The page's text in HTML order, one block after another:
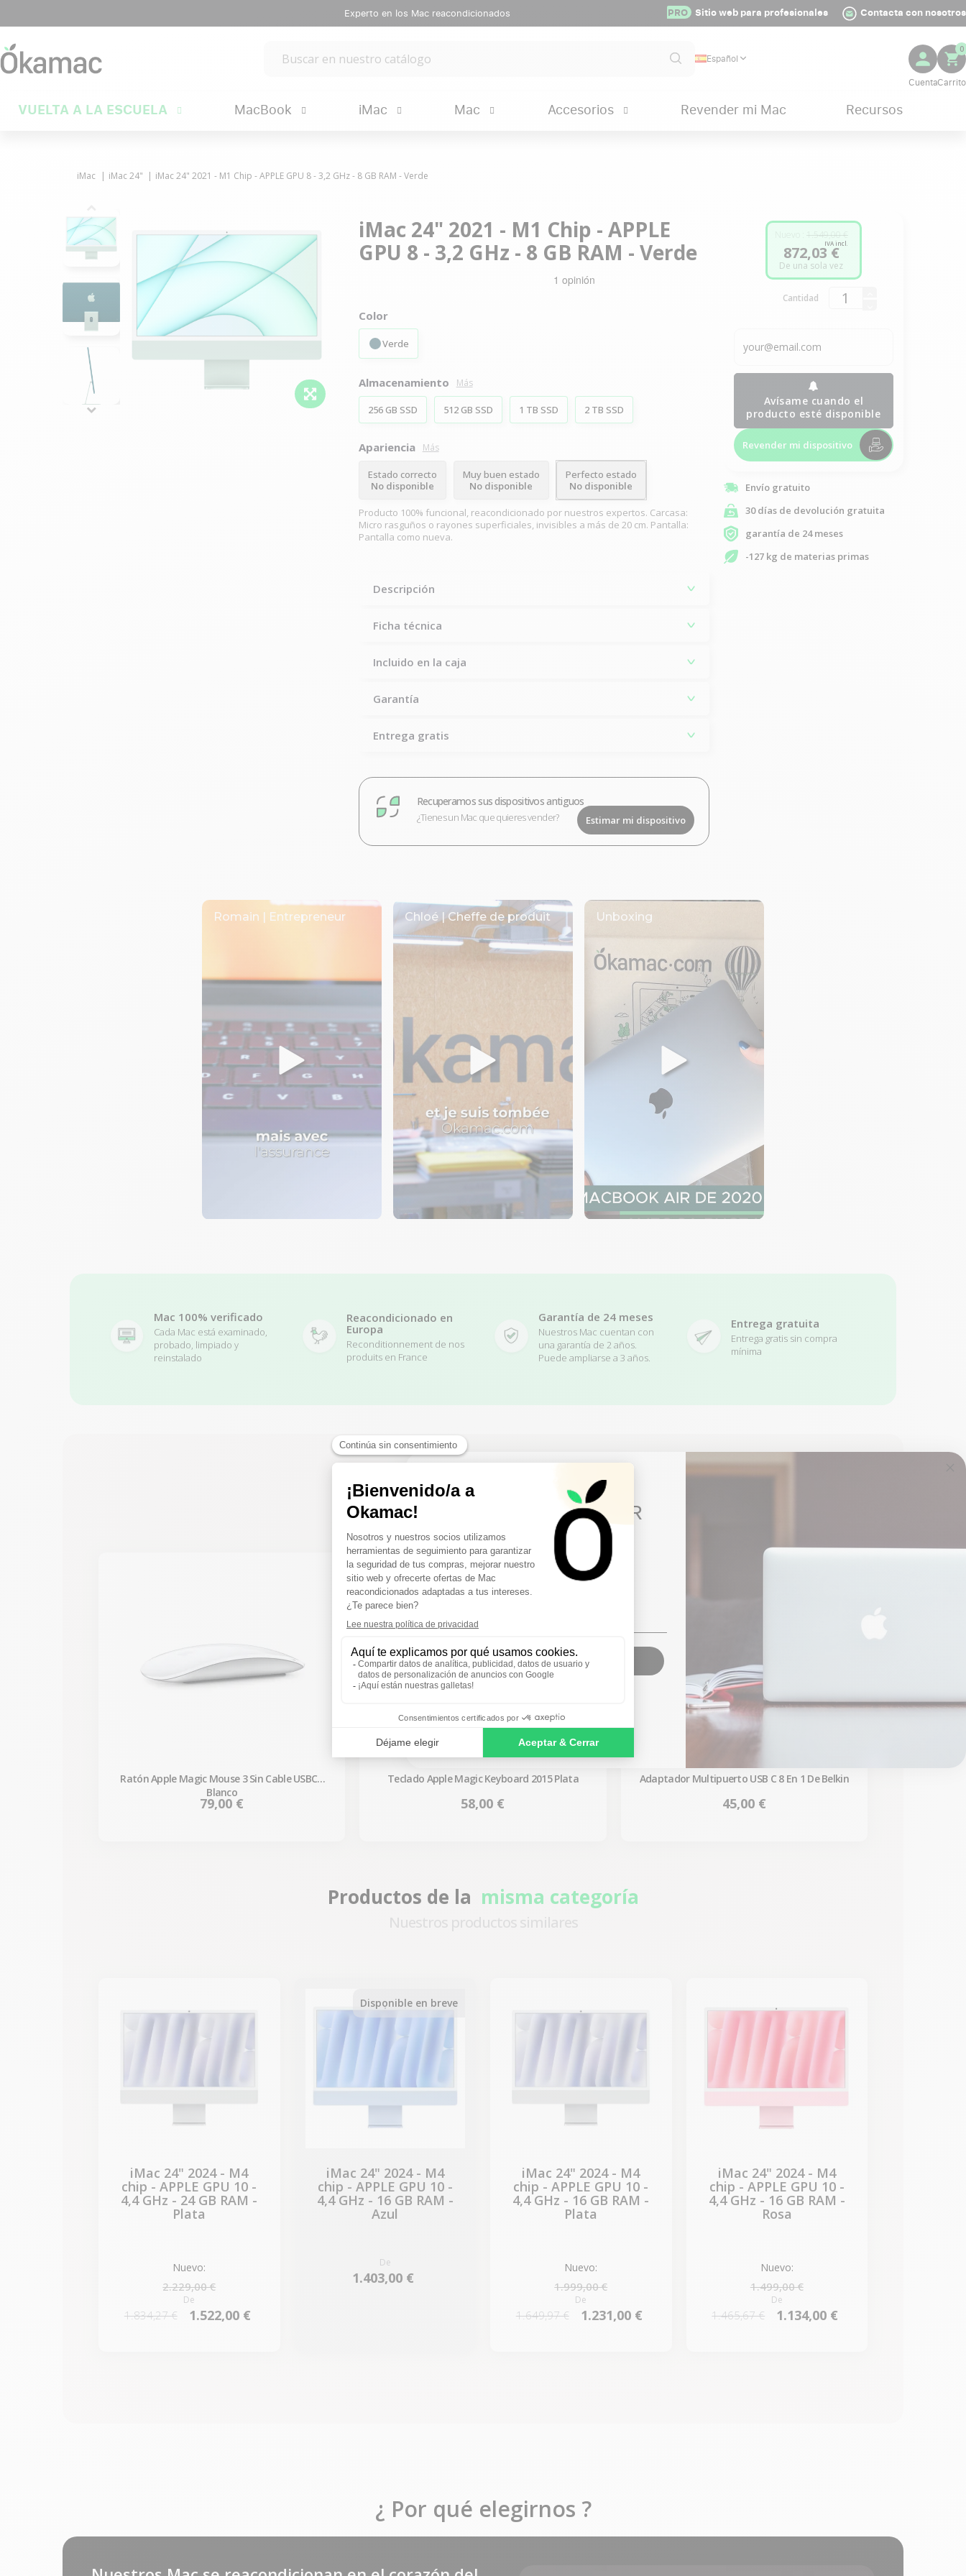
Experto en los Mac reacondicionados PRO Sitio web para profesionales Contacta con nosotros
Español
0
VUELTA A LA ESCUELA MacBook iMac Mac Accesorios Revender mi Mac Recursos
iMac iMac 24" iMac 24" 2021 - M1 Chip - APPLE GPU 8 - 3,2 GHz - 8 GB RAM - Verde
iMac 24" 2021 - M1 Chip - APPLE
GPU 8 - 3,2 GHz - 8 GB RAM - Verde
Color
Verde
Almacenamiento Más
256 GB SSD 512 GB SSD 1 TB SSD 2 TB SSD
Apariencia Más
Estado correcto
No disponible
Muy buen estado
No disponible
Perfecto estado
No disponible
Producto 100% funcional, reacondicionado por nuestros expertos. Carcasa:
Micro rasguños o rayones superficiales, invisibles a más de 20 cm. Pantalla:
Pantalla como nueva.
Descripción
Ficha técnica
Incluido en la caja
Garantía
Entrega gratis
Recuperamos sus dispositivos antiguos
¿Tienes un Mac que quieres vender? Estimar mi dispositivo
1.549,00 €
872,03 €
IVA incl.
De una sola vez
Cantidad
Avísame cuando el
producto esté disponible
Revender mi dispositivo
Envío gratuito
30 días de devolución gratuita
garantía de 24 meses
-127 kg de materias primas
Mac 100% verificado
Cada Mac está examinado,
probado, limpiado y
reinstalado
Reacondicionado en
Europa
Reconditionnement de nos
produits en France
Garantía de 24 meses
Nuestros Mac cuentan con
una garantía de 2 años.
Puede ampliarse a 3 años.
Entrega gratuita
Entrega gratis sin compra
mínima
Related Products
Ratón Apple Magic Mouse 3 Sin Cable USBC -
Blanco
Precio
79,00 €
Teclado Apple Magic Keyboard 2015 Plata
Precio
58,00 €
Adaptador Multipuerto USB C 8 En 1 De Belkin
Precio
45,00 €
Productos de la misma categoría
Nuestros productos similares
iMac 24" 2024 - M4
chip - APPLE GPU 10 -
4,4 GHz - 24 GB RAM -
Plata
Nuevo:
2.229,00 €
De
1.834,27 € 1.522,00 €
Disponible en breve
iMac 24" 2024 - M4
chip - APPLE GPU 10 -
4,4 GHz - 16 GB RAM -
Azul
De
1.403,00 €
iMac 24" 2024 - M4
chip - APPLE GPU 10 -
4,4 GHz - 16 GB RAM -
Plata
Nuevo:
1.999,00 €
De
1.649,97 € 1.231,00 €
iMac 24" 2024 - M4
chip - APPLE GPU 10 -
4,4 GHz - 16 GB RAM -
Rosa
Nuevo:
1.499,00 €
De
1.465,67 € 1.134,00 €
¿ Por qué elegirnos ?
10€ FREE ON YOUR
FIRST ORDER
Sign up to receive your discount.
SIGN ME UP!